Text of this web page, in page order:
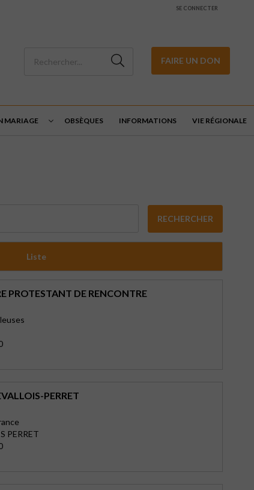
SE CONNECTER
FAIRE UN DON
MARIAGE OBSÈQUES INFORMATIONS VIE RÉGIONALE
RECHERCHER
Liste
PROTESTANT DE RENCONTRE
PERRET
PERRET